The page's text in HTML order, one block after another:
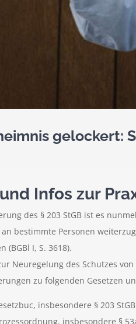
gelockert:
Infos zur
des § 203 StGB ist es
bestimmte Personen
(BGBl I, S. 3618).
Neuregelung des Schutzes
zu folgenden Gesetzen
insbesondere § 203 StGB
insbesondere §